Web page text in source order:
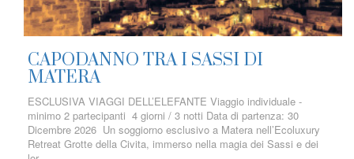
CAPODANNO TRA I SASSI DI
MATERA
ESCLUSIVA VIAGGI DELL’ELEFANTE Viaggio individuale -
minimo 2 partecipanti 4 giorni / 3 notti Data di partenza: 30
Dicembre 2026 Un soggiorno esclusivo a Matera nell’Ecoluxury
Retreat Grotte della Civita, immerso nella magia dei Sassi e dei